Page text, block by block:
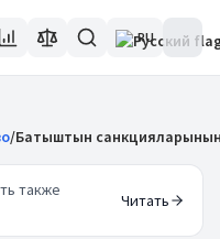
RU
/Батыштын
также
Читать